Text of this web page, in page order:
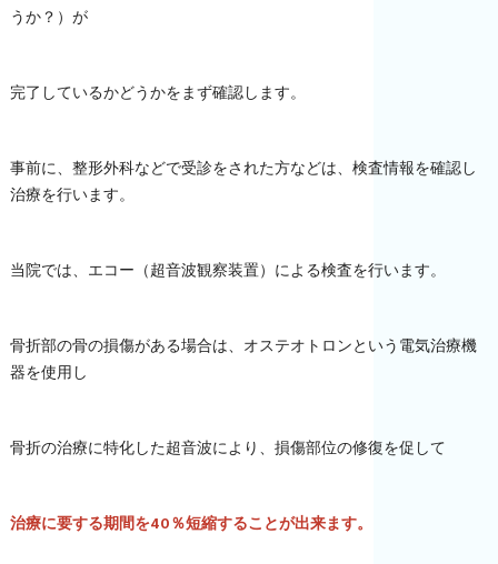
うか？）が
完了しているかどうかをまず確認します。
事前に、整形外科などで受診をされた方などは、検査情報を確認し
治療を行います。
当院では、エコー（超音波観察装置）による検査を行います。
骨折部の骨の損傷がある場合は、オステオトロンという電気治療機
器を使用し
骨折の治療に特化した超音波により、損傷部位の修復を促して
治療に要する期間を40％短縮することが出来ます。